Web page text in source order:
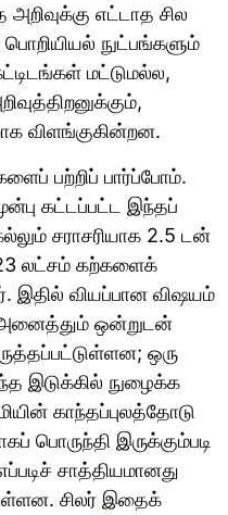
எட்டாத சில
நுட்பங்களும்
மட்டுமல்ல,
விளங்குகின்றன.
பற்றிப் பார்ப்போம்.
கட்டப்பட்ட இந்தப்
சராசரியாக 2.5 டன்
லட்சம் கற்களைக்
இதில் வியப்பான விஷயம்
ஒன்றுடன்
ஒரு
இடுக்கில் நுழைக்க
காந்தப்புலத்தோடு
பொருந்தி இருக்கும்படி
சாத்தியமானது
சிலர் இதைக்